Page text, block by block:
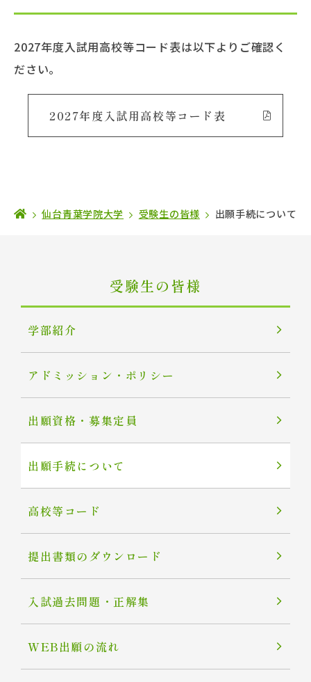
2027年度入試用高校等コード表は以下よりご確認く
ださい。
2027年度入試用高校等コード表
仙台青葉学院大学 受験生の皆様 出願手続について
受験生の皆様
学部紹介
アドミッション・ポリシー
出願資格・募集定員
出願手続について
高校等コード
提出書類のダウンロード
入試過去問題・正解集
WEB出願の流れ